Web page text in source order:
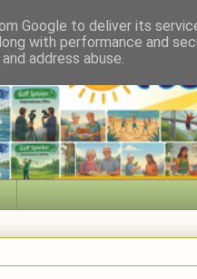
Google to deliver its
with performance and
address abuse.